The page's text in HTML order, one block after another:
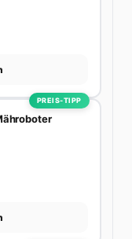
PREIS-TIPP